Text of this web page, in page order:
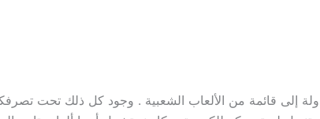
إلى قائمة من الألعاب الشعبية . وجود كل ذلك تحت